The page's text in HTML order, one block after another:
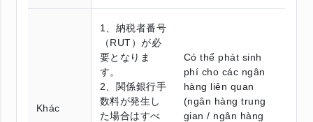
Khác
1、納税者番号
（RUT）が必
要となりま
す。
2、関係銀行手
数料が発生し
た場合はすべ
Có thể phát sinh
phí cho các ngân
hàng liên quan
(ngân hàng trung
gian / ngân hàng